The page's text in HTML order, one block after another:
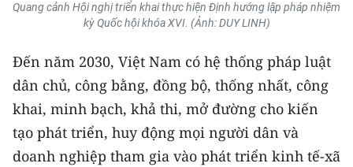
Media Thế giới
Media Giáo dục
Media Y tế
Media Khoa học - Công nghệ
Quang cảnh Hội nghị triển khai thực hiện Định hướng lập pháp nhiệm
kỳ Quốc hội khóa XVI. (Ảnh: DUY LINH)
Đến năm 2030, Việt Nam có hệ thống pháp luật
dân chủ, công bằng, đồng bộ, thống nhất, công
khai, minh bạch, khả thi, mở đường cho kiến
tạo phát triển, huy động mọi người dân và
doanh nghiệp tham gia vào phát triển kinh tế-xã